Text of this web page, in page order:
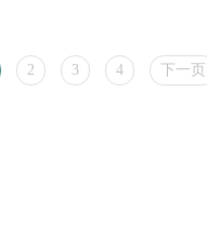
2 3 4 下一页